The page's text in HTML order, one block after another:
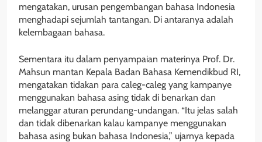
mengatakan, urusan pengembangan bahasa Indonesia
menghadapi sejumlah tantangan. Di antaranya adalah
kelembagaan bahasa.
Sementara itu dalam penyampaian materinya Prof. Dr.
Mahsun mantan Kepala Badan Bahasa Kemendikbud RI,
mengatakan tidakan para caleg-caleg yang kampanye
menggunakan bahasa asing tidak di benarkan dan
melanggar aturan perundang-undangan. “Itu jelas salah
dan tidak dibenarkan kalau kampanye menggunakan
bahasa asing bukan bahasa Indonesia,” ujarnya kepada